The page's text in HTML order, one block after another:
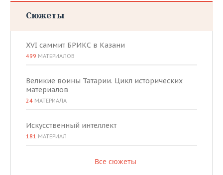
Сюжеты
XVI саммит БРИКС в Казани
499 МАТЕРИАЛОВ
Великие воины Татарии. Цикл исторических
материалов
24 МАТЕРИАЛА
Искусственный интеллект
181 МАТЕРИАЛ
Все сюжеты